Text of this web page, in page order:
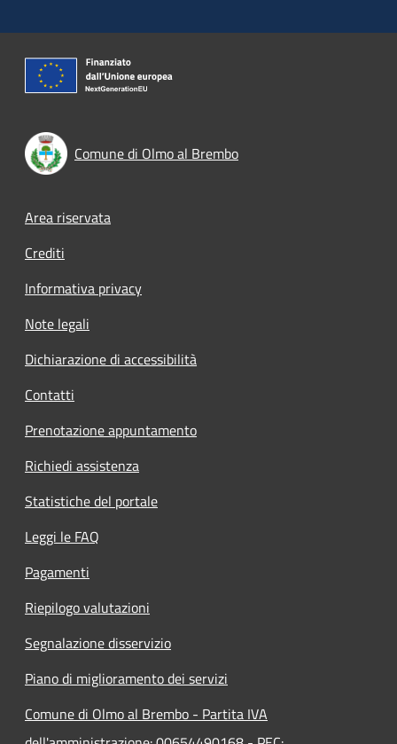
Comune di Olmo al Brembo
Footer menu
Area riservata
Crediti
Informativa privacy
Note legali
Dichiarazione di accessibilità
Contatti
Prenotazione appuntamento
Richiedi assistenza
Statistiche del portale
Leggi le FAQ
Pagamenti
Riepilogo valutazioni
Segnalazione disservizio
Piano di miglioramento dei servizi
Comune di Olmo al Brembo - Partita IVA